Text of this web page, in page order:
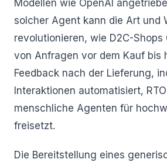
Modellen wie OpenAI
solcher Agent kann die Art und
revolutionieren, wie D2C-Shops
von Anfragen vor dem Kauf bis
Feedback nach der Lieferung,
Interaktionen automatisiert,
menschliche Agenten für
freisetzt.
Die Bereitstellung eines